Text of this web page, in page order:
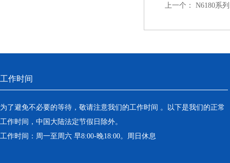
上一个： N6180系
工作时间
为了避免不必要的等待，敬请注意我们的工作时间 。以下是我们的正常
工作时间，中国大陆法定节假日除外。
工作时间：周一至周六 早8:00-晚18:00。周日休息